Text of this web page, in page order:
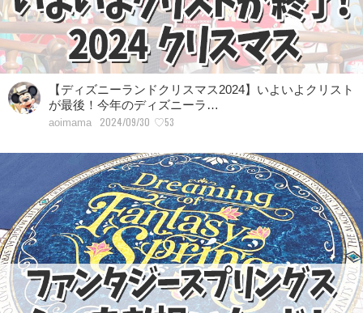
【ディズニーランドクリスマス2024】いよいよクリスト
が最後！今年のディズニーラ…
aoimama 2024/09/30 ♡53